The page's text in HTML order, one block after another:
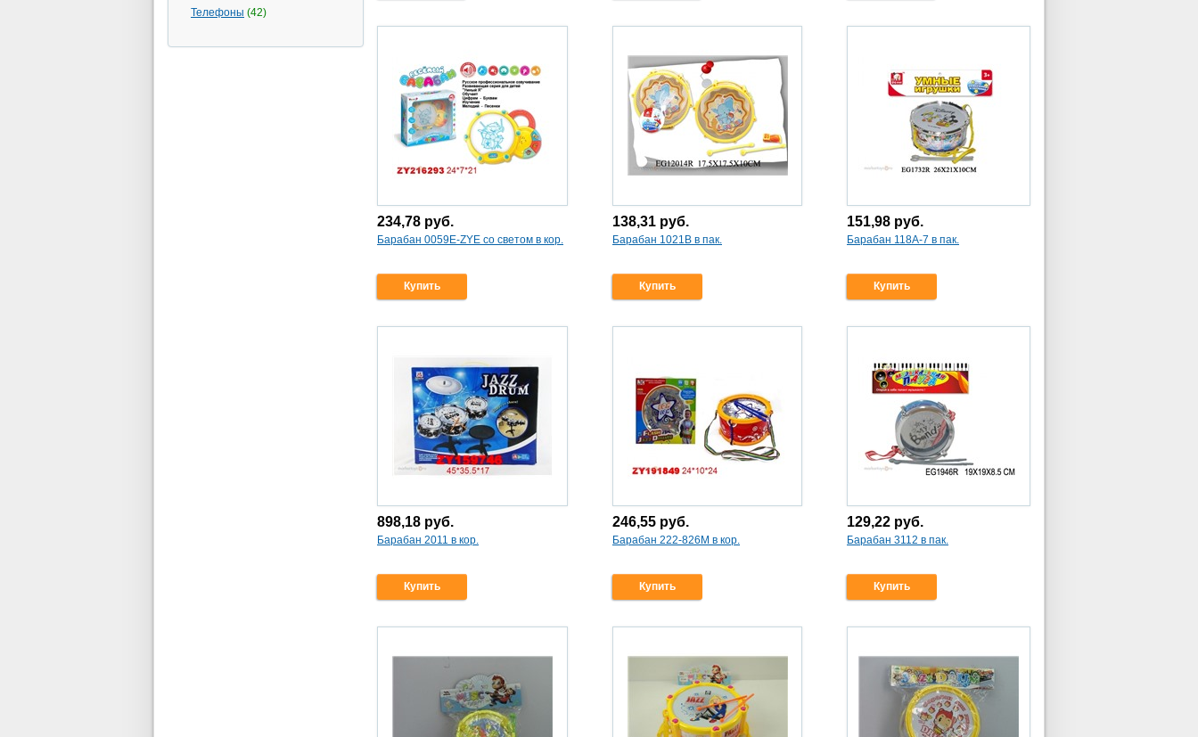
Телефоны (42)
234,78 руб.
Барабан 0059E-ZYE со светом в кор.
Купить
138,31 руб.
Барабан 1021В в пак.
Купить
151,98 руб.
Барабан 118А-7 в пак.
Купить
898,18 руб.
Барабан 2011 в кор.
Купить
246,55 руб.
Барабан 222-826М в кор.
Купить
129,22 руб.
Барабан 3112 в пак.
Купить